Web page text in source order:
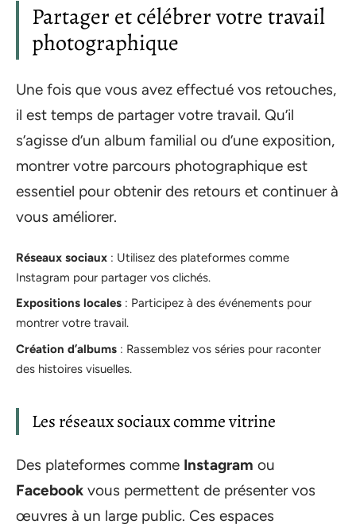
Partager et célébrer votre travail
photographique
Une fois que vous avez effectué vos retouches,
il est temps de partager votre travail. Qu’il
s’agisse d’un album familial ou d’une exposition,
montrer votre parcours photographique est
essentiel pour obtenir des retours et continuer à
vous améliorer.
Réseaux sociaux : Utilisez des plateformes comme
Instagram pour partager vos clichés.
Expositions locales : Participez à des événements pour
montrer votre travail.
Création d’albums : Rassemblez vos séries pour raconter
des histoires visuelles.
Les réseaux sociaux comme vitrine
Des plateformes comme Instagram ou
Facebook vous permettent de présenter vos
œuvres à un large public. Ces espaces